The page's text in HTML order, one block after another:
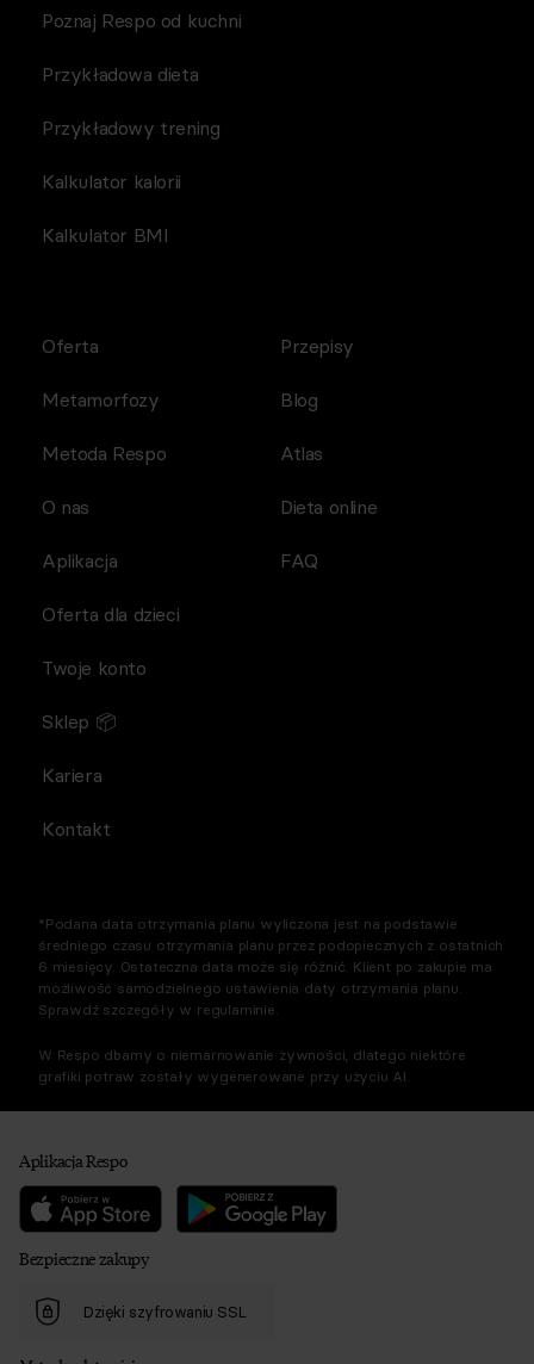
Poznaj Respo od kuchni
Przykładowa dieta
Przykładowy trening
Kalkulator kalorii
Kalkulator BMI
Oferta
Metamorfozy
Metoda Respo
O nas
Aplikacja
Przepisy
Blog
Atlas
Dieta online
FAQ
Oferta dla dzieci
Twoje konto
Sklep 📦
Kariera
Kontakt
*Podana data otrzymania planu wyliczona jest na podstawie
średniego czasu otrzymania planu przez podopiecznych z ostatnich
6 miesięcy. Ostateczna data może się różnić. Klient po zakupie ma
możliwość samodzielnego ustawienia daty otrzymania planu.
Sprawdź szczegóły w regulaminie.
W Respo dbamy o niemarnowanie żywności, dlatego niektóre
grafiki potraw zostały wygenerowane przy użyciu AI.
Aplikacja Respo
Bezpieczne zakupy
Dzięki szyfrowaniu SSL